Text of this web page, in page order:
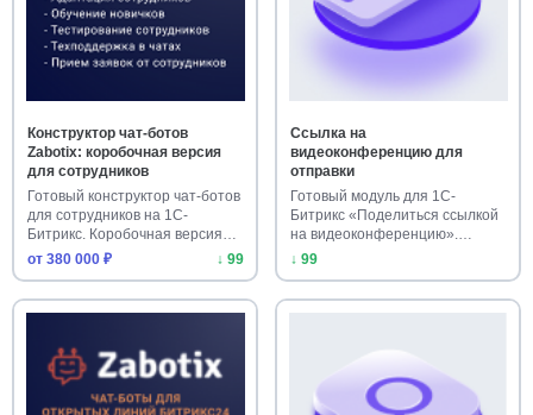
Конструктор чат-ботов
Zabotix: коробочная версия
для сотрудников
Готовый конструктор чат-ботов
для сотрудников на 1С-
Битрикс. Коробочная версия
о…
от 380 000 ₽ ↓ 99
Ссылка на
видеоконференцию для
отправки
Готовый модуль для 1С-
Битрикс «Поделиться ссылкой
на видеоконференцию».
Установи…
↓ 99